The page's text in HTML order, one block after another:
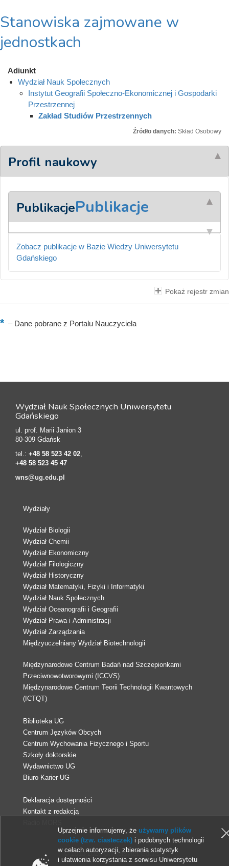
Stanowiska zajmowane w
jednostkach
Adiunkt
Wydział Nauk Społecznych
Instytut Geografii Społeczno-Ekonomicznej i Gospodarki
Przestrzennej
Zakład Studiów Przestrzennych
Źródło danych: Skład Osobowy
Profil naukowy
PublikacjePublikacje
Zobacz publikacje w Bazie Wiedzy Uniwersytetu
Gdańskiego
Pokaż rejestr zmian
–Dane pobrane z Portalu Nauczyciela
Wydział Nauk Społecznych Uniwersytetu
Gdańskiego
ul. prof. Marii Janion 3
80-309 Gdańsk
tel.: +48 58 523 42 02,
+48 58 523 45 47
wns@ug.edu.pl
Wydziały
Wydział Biologii
Wydział Chemii
Wydział Ekonomiczny
Wydział Filologiczny
Wydział Historyczny
Wydział Matematyki, Fizyki i Informatyki
Wydział Nauk Społecznych
Wydział Oceanografii i Geografii
Wydział Prawa i Administracji
Wydział Zarządzania
Międzyuczelniany Wydział Biotechnologii
Międzynarodowe Centrum Badań nad Szczepionkami
Przeciwnowotworowymi (ICCVS)
Międzynarodowe Centrum Teorii Technologii Kwantowych
(ICTQT)
Biblioteka UG
Centrum Języków Obcych
Centrum Wychowania Fizycznego i Sportu
Szkoły doktorskie
Wydawnictwo UG
Biuro Karier UG
Deklaracja dostępności
Kontakt z redakcją
© 2013-2026 Uniwersytet Gdański
Uprzejmie informujemy, że używamy plików
cookie (tzw. ciasteczek) i podobnych technologii
w celach autoryzacji, zbierania statystyk
i ułatwienia korzystania z serwisu Uniwersytetu